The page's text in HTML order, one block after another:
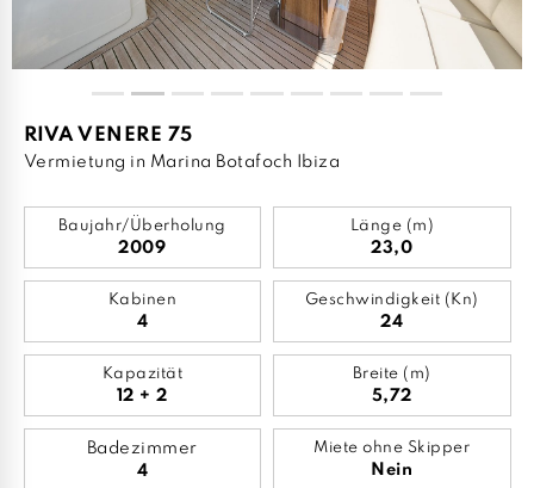
RIVA VENERE 75
Vermietung in Marina Botafoch Ibiza
Baujahr/Überholung
2009
Länge (m)
23,0
Kabinen
4
Geschwindigkeit (Kn)
24
Kapazität
12 + 2
Breite (m)
5,72
Badezimmer
4
Miete ohne Skipper
Nein